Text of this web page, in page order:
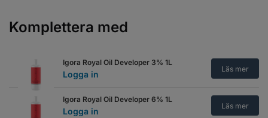
Komplettera med
Igora Royal Oil Developer 3% 1L
Logga in
Läs mer
Igora Royal Oil Developer 6% 1L
Logga in
Läs mer